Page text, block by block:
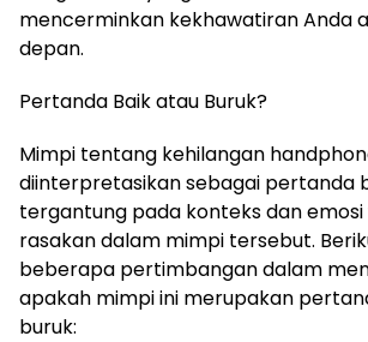
mencerminkan kekhawatiran Anda
depan.
Pertanda Baik atau Buruk?
Mimpi tentang kehilangan
diinterpretasikan sebagai pertanda
tergantung pada konteks dan emosi
rasakan dalam mimpi tersebut.
beberapa pertimbangan dalam
apakah mimpi ini merupakan
buruk: